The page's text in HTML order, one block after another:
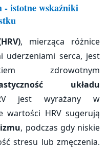
- istotne wskaźniki
, mierząca różnice
uderzeniami serca, jest
zdrowotnym
układu
jest wyrażany w
wartości HRV sugerują
, podczas gdy niskie
stresu lub zmęczenia.